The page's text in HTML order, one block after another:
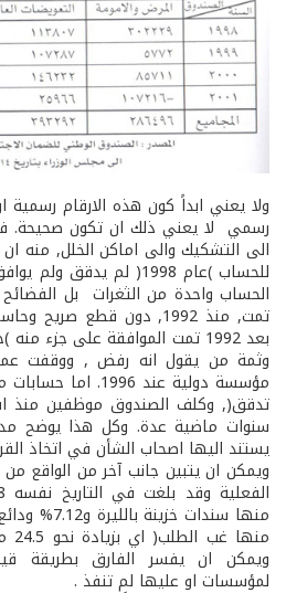
ولا يعني ابداً كون هذه الارقام
رسمي ­ لا يعني ذلك ان تكون صحيحة.
الى التشكيك والى اماكن الخلل, منه
للحساب )عام 1998( لم
الحساب واحدة من الثغرات ­ بل
تمت, منذ 1992, دون قطع
وثمة من يقول انه رفض , ووقفت
تدقق(, وكلف الصندوق موظفين منذ
سنوات ماضية عدة. وكل هذا يوضح
يستند اليها اصحاب الشأن في اتخاذ
ويمكن ان يتبين جانب آخر من الواقع
منها سندات
ويمكن ان يفسر الفارق بطريقة
لمؤسسات او عليها لم تنفذ .